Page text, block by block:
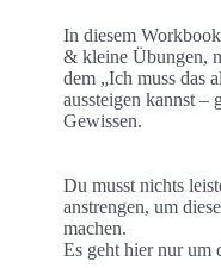
In diesem
& kleine Übungen,
dem „Ich muss das
aussteigen kannst –
Gewissen.
Du musst nichts
anstrengen, um
machen.
Es geht hier nur um